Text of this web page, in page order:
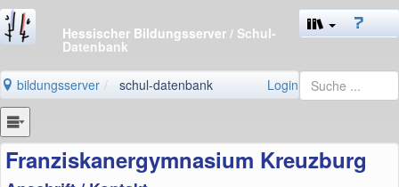
Hessischer Bildungsserver / Schul-
Datenbank
bildungsserver schul-datenbank Login
Franziskanergymnasium Kreuzburg